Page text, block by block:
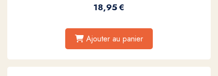
18,95€
Ajouter au panier